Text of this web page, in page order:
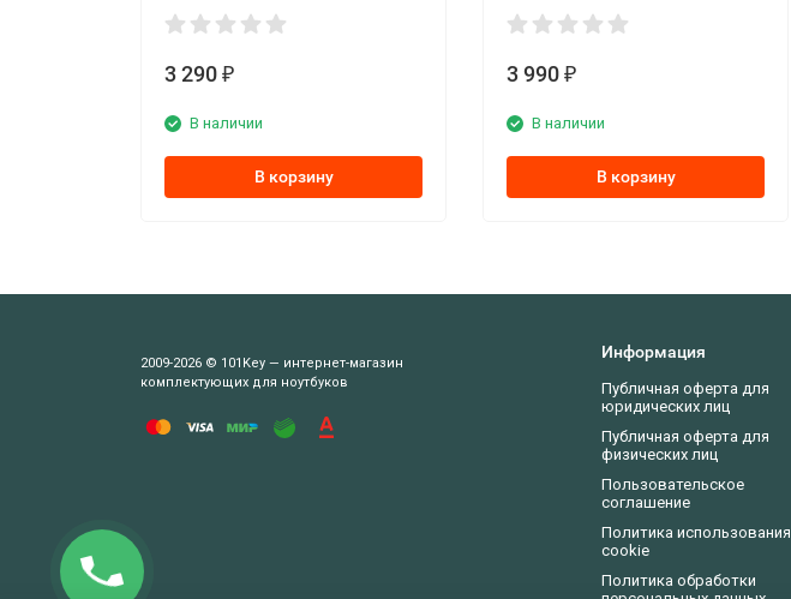
3 290 ₽
В наличии
В корзину
3 990 ₽
В наличии
В корзину
2009-2026 © 101Key — интернет-магазин
комплектующих для ноутбуков
Информация
Публичная оферта для
юридических лиц
Публичная оферта для
физических лиц
Пользовательское
соглашение
Политика использования
cookie
Политика обработки